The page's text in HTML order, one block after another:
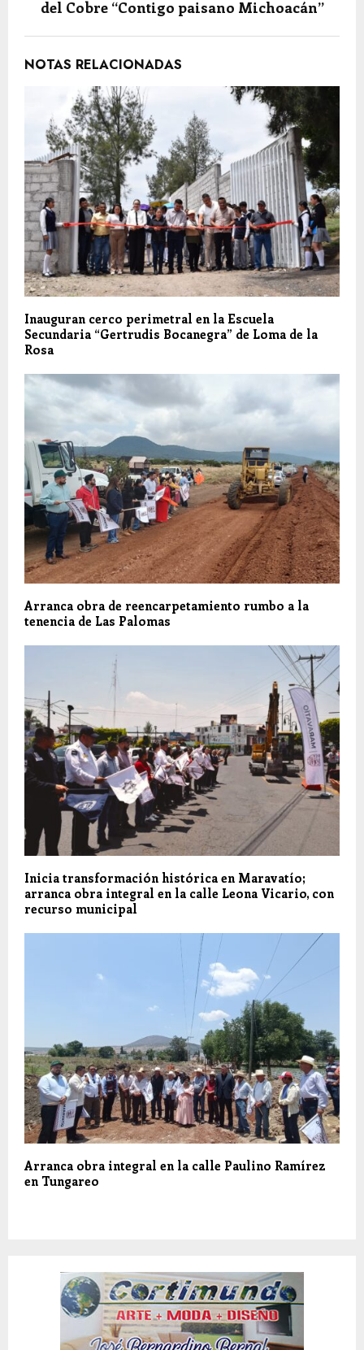
del Cobre “Contigo paisano Michoacán”
NOTAS RELACIONADAS
Inauguran cerco perimetral en la Escuela
Secundaria “Gertrudis Bocanegra” de Loma de la
Rosa
Arranca obra de reencarpetamiento rumbo a la
tenencia de Las Palomas
Inicia transformación histórica en Maravatío;
arranca obra integral en la calle Leona Vicario, con
recurso municipal
Arranca obra integral en la calle Paulino Ramírez
en Tungareo